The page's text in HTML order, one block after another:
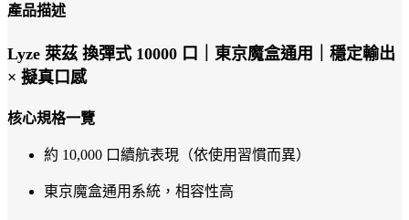
產品描述
Lyze 萊茲 換彈式 10000 口｜東京魔盒通用｜穩定輸出
× 擬真口感
核心規格一覽
約 10,000 口續航表現（依使用習慣而異）
東京魔盒通用系統，相容性高